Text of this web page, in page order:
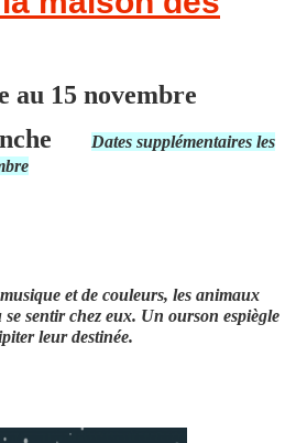
au 15 novembre
Dates supplémentaires les
et de couleurs, les animaux
sentir chez eux. Un ourson espiègle
leur destinée.